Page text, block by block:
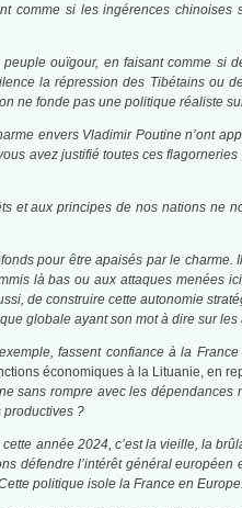
comme si les ingérences
ouïgour, en faisant comme si
la répression des Tibétains ou
ne fonde pas une politique réaliste
envers Vladimir Poutine n’ont
avez justifié toutes ces
et aux principes de nos nations ne
pour être apaisés par le
là bas ou aux attaques menées
de construire cette autonomie
globale ayant son mot à dire sur les
fassent confiance à la
économiques à la Lituanie, en
sans rompre avec les
productives ?
année 2024, c’est la vieille, la
défendre l’intérêt général
politique isole la France en Europe.